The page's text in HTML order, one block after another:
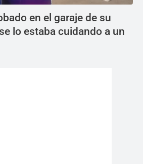
en el garaje de su
lo estaba cuidando a un